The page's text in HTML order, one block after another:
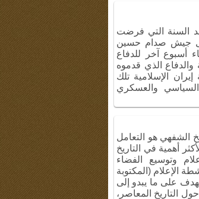
سنة مرت بعد السنة التي فرضت
قبل جيش صدام حسين
أسبوع آخر للدفاع
الذي قدموه
الإسلامية تلك
والعسكري
الشفهي هو التعامل
أهمية في التاريخ
وتوسيع الفضاء
الإعلام (المكتوبة
على ما يبدو إلى
التاريخ المعاصر،